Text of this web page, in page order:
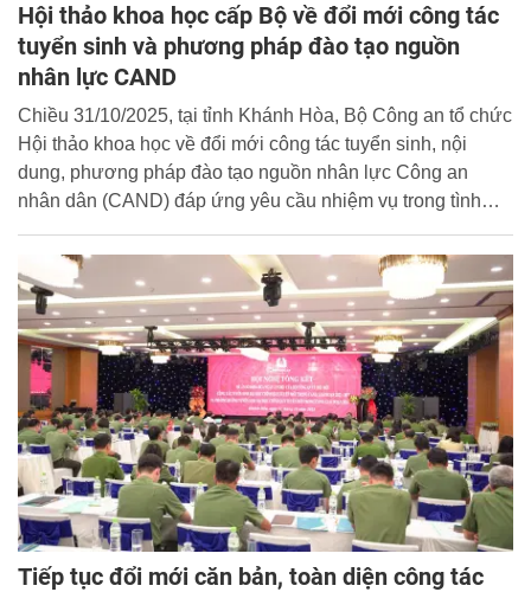
Hội thảo khoa học cấp Bộ về đổi mới công tác
tuyển sinh và phương pháp đào tạo nguồn
nhân lực CAND
Chiều 31/10/2025, tại tỉnh Khánh Hòa, Bộ Công an tổ chức
Hội thảo khoa học về đổi mới công tác tuyển sinh, nội
dung, phương pháp đào tạo nguồn nhân lực Công an
nhân dân (CAND) đáp ứng yêu cầu nhiệm vụ trong tình
Trung ương Đảng, Thứ trưởng Bộ Công an chủ trì hội
thảo.
Tiếp tục đổi mới căn bản, toàn diện công tác